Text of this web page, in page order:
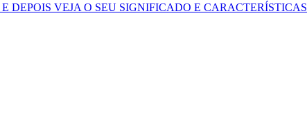
E DEPOIS VEJA O SEU SIGNIFICADO E CARACTERÍSTICAS